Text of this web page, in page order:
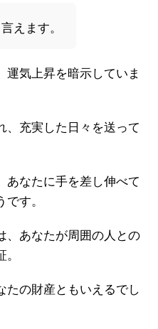
えます。
運気上昇を暗示していま
、充実した日々を送って
あなたに手を差し伸べて
す。
、あなたが周囲の人との
たの財産ともいえるでし